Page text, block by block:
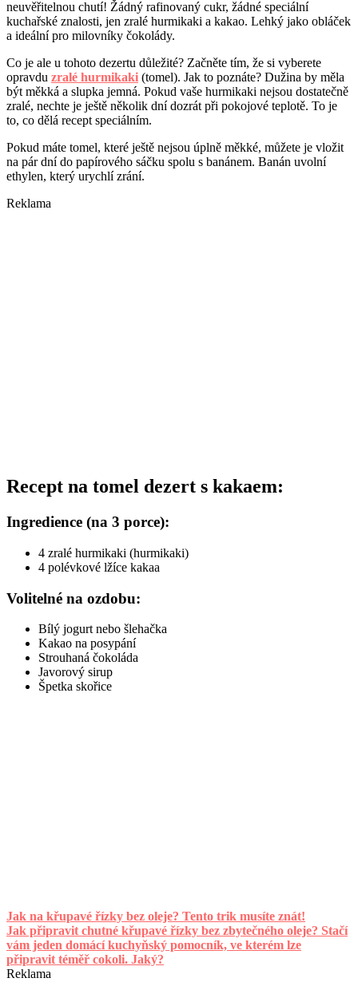
neuvěřitelnou chutí! Žádný rafinovaný cukr, žádné speciální
kuchařské znalosti, jen zralé hurmikaki a kakao. Lehký jako obláček
a ideální pro milovníky čokolády.
Co je ale u tohoto dezertu důležité? Začněte tím, že si vyberete
opravdu zralé hurmikaki (tomel). Jak to poznáte? Dužina by měla
být měkká a slupka jemná. Pokud vaše hurmikaki nejsou dostatečně
zralé, nechte je ještě několik dní dozrát při pokojové teplotě. To je
to, co dělá recept speciálním.
Pokud máte tomel, které ještě nejsou úplně měkké, můžete je vložit
na pár dní do papírového sáčku spolu s banánem. Banán uvolní
ethylen, který urychlí zrání.
Reklama
Recept na tomel dezert s kakaem:
Ingredience (na 3 porce):
4 zralé hurmikaki (hurmikaki)
4 polévkové lžíce kakaa
Volitelné na ozdobu:
Bílý jogurt nebo šlehačka
Kakao na posypání
Strouhaná čokoláda
Javorový sirup
Špetka skořice
Jak na křupavé řízky bez oleje? Tento trik musíte znát!
Jak připravit chutné křupavé řízky bez zbytečného oleje? Stačí
vám jeden domácí kuchyňský pomocník, ve kterém lze
připravit téměř cokoli. Jaký?
Reklama